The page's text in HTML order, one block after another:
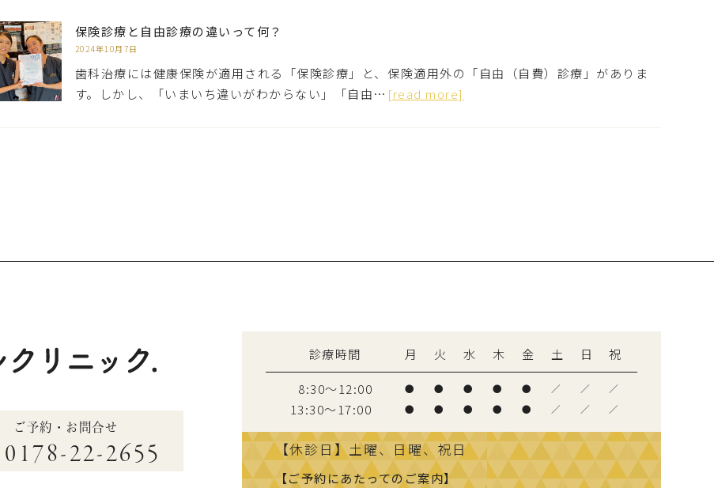
保険診療と自由診療の違いって何？
2024年10月7日
歯科治療には健康保険が適用される「保険診療」と、保険適用外の「自由（自費）診療」がありま
す。しかし、「いまいち違いがわからない」「自由… [read more]
ご予約・お問合せ
0178-22-2655
診療時間 月 火 水 木 金 土 日
祝
8:30～12:00
● ● ● ● ● ／ ／ ／
13:30〜17:00 ● ● ● ● ● ／ ／ ／
【休診日】土曜、日曜、祝日
【ご予約にあたってのご案内】